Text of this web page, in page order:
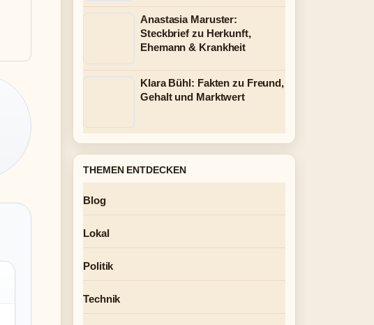
Anastasia Maruster:
Steckbrief zu Herkunft,
Ehemann & Krankheit
Klara Bühl: Fakten zu Freund,
Gehalt und Marktwert
THEMEN ENTDECKEN
Blog
Lokal
Politik
Technik